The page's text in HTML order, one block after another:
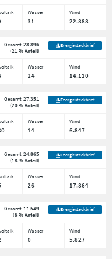
Wasser Wind
31 22.888
Gesamt:28.896
(21 % Anteil)
Energiesteckbrief
Wasser Wind
24 14.110
Gesamt:27.351
(20 % Anteil)
Energiesteckbrief
Wasser Wind
14 6.847
Gesamt:24.865
(18 % Anteil)
Energiesteckbrief
Wasser Wind
26 17.864
Gesamt: 11.549
(8 % Anteil)
Energiesteckbrief
Wasser Wind
0 5.827